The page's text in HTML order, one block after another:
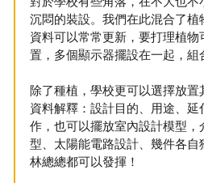
沉悶的裝設。我們在此混合了植
資料可以常常更新，要打理植
置，多個顯示器擺設在一起，組
除了種植，學校更可以選擇放
資料解釋：設計目的、用途、
作，也可以擺放室內設計模型
型、太陽能電路設計、幾件各
林總總都可以發揮！